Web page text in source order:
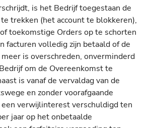
is het Bedrijf toegestaan de
trekken (het account te blokkeren),
toekomstige Orders op te schorten
facturen volledig zijn betaald of de
is overschreden, onverminderd
om de Overeenkomst te
is vanaf de vervaldag van de
en zonder voorafgaande
verwijlinterest verschuldigd ten
jaar op het onbetaalde